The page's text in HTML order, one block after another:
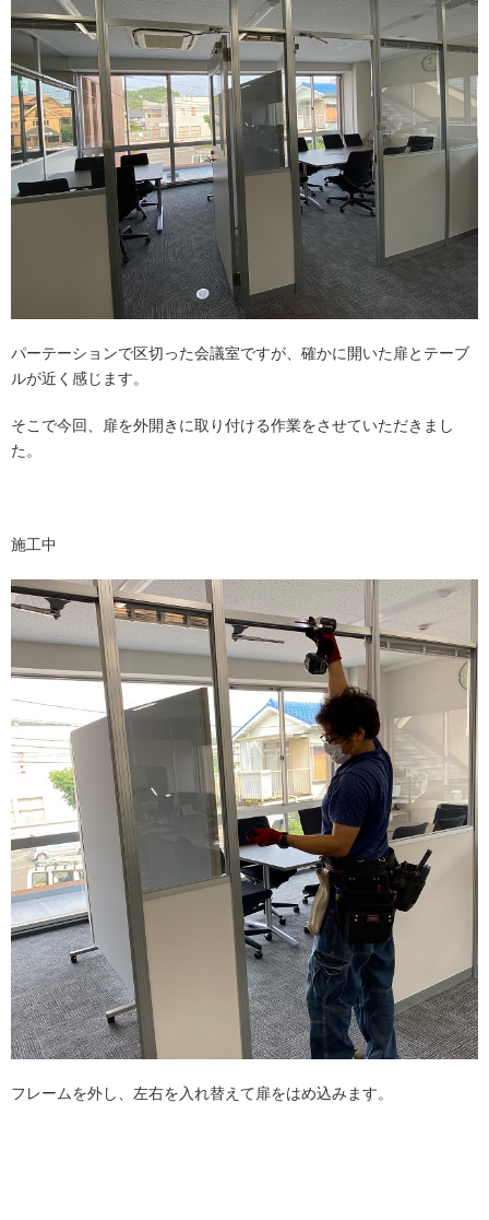
パーテーションで区切った会議室ですが、確かに開いた扉とテーブ
ルが近く感じます。
そこで今回、扉を外開きに取り付ける作業をさせていただきまし
た。
施工中
フレームを外し、左右を入れ替えて扉をはめ込みます。